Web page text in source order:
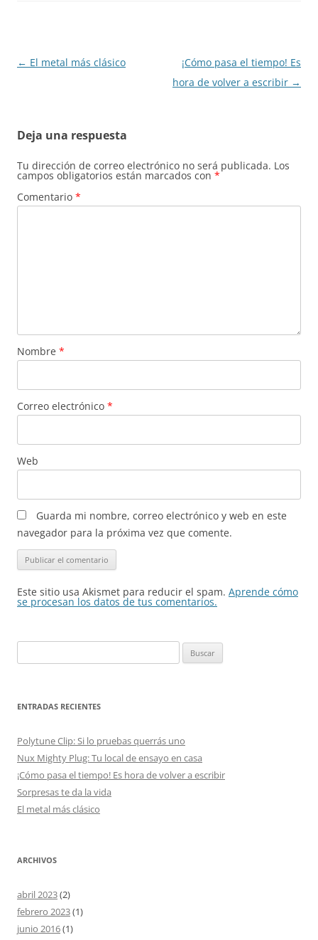
Navegación
← El metal más clásico
¡Cómo pasa el tiempo! Es
hora de volver a escribir →
Deja una respuesta
Tu dirección de correo electrónico no será publicada. Los
campos obligatorios están marcados con *
Comentario *
Nombre *
Correo electrónico *
Web
Guarda mi nombre, correo electrónico y web en este
navegador para la próxima vez que comente.
Este sitio usa Akismet para reducir el spam. Aprende cómo
se procesan los datos de tus comentarios.
ENTRADAS RECIENTES
Polytune Clip: Si lo pruebas querrás uno
Nux Mighty Plug: Tu local de ensayo en casa
¡Cómo pasa el tiempo! Es hora de volver a escribir
Sorpresas te da la vida
El metal más clásico
ARCHIVOS
abril 2023(2)
febrero 2023(1)
junio 2016(1)